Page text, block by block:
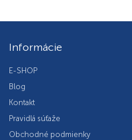
Informácie
E-SHOP
Blog
Kontakt
Pravidlá súťaže
Obchodné podmienky